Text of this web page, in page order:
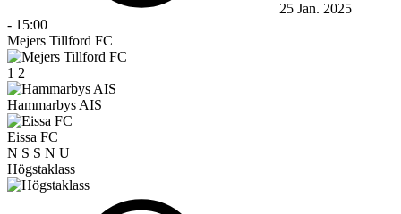
25 Jan. 2025
- 15:00
Mejers Tillford FC
1 2
Hammarbys AIS
Eissa FC
N S S N U
Högstaklass